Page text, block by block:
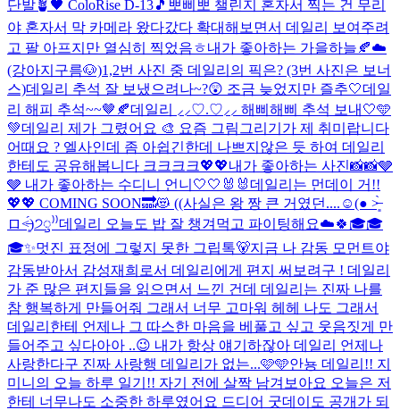
단발🪴🖤 ColoRise D-13🎵 뽀삐뽀 챌린지 혼자서 찍는 건 무리
야 혼자서 막 카메라 왔다갔다 확대해보면서 데일리 보여주려
고 팔 아프지만 열심히 찍었음ㅎ내가 좋아하는 가을하늘🍂☁️
(강아지구름🐶)1,2번 사진 중 데일리의 픽은? (3번 사진은 보너
스)데일리 추석 잘 보냈으려나~?😲 조금 늦었지만 즐추🤍데일
리 해피 추석~~🤎🍂데일리 ⸝⸝♡.♡⸝⸝ 해삐해삐 추석 보내🤍🩵
💚데일리 제가 그렸어요 🎨 요즘 그림그리기가 제 취미랍니다
어때요 ? 엘사인데 좀 아쉽긴한데 나쁘지않은 듯 하여 데일리
한테도 공유해봅니다 크크크크💖💖내가 좋아하는 사진📸📸🩶
🩶 내가 좋아하는 수디니 언니🤍🤍🐰🐰데일리는 먼데이 거!!
💖💖 COMING SOON🔜😻 ((사실은 왕 짱 큰 거였던....☺(● ˃̶͈̀
ロ˂̶͈́)੭ꠥ⁾⁾️데일리 오늘도 밥 잘 챙겨먹고 파이팅해요☁️🍀 🎓🎓
🎓✨멋진 표정에 그렇지 못한 그립톡🐻지금 나 감동 모먼트야
감동받아서 감성재희로서 데일리에게 편지 써보려구 ! 데일리
가 준 많은 편지들을 읽으면서 느낀 건데 데일리는 진짜 나를
참 행복하게 만들어줘 그래서 너무 고마워 헤헤 나도 그래서
데일리한테 언제나 그 따스한 마음을 베풀고 싶고 웃음짓게 만
들어주고 싶다아아 ..😉 내가 항상 얘기하잖아 데일리 언제나
사랑한다구 진짜 사랑행 데일리가 없는...🩷🩵안뇽 데일리!! 지
미니의 오늘 하루 일기!! 자기 전에 살짝 남겨보아요 오늘은 저
한테 너무나도 소중한 하루였어요 드디어 굿데이도 공개가 되